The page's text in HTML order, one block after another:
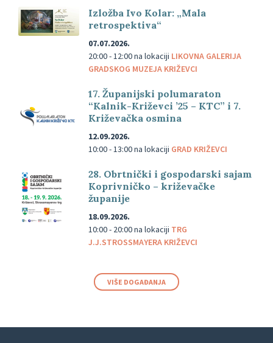
Izložba Ivo Kolar: „Mala
retrospektiva“
07.07.2026.
20:00 - 12:00na lokaciji LIKOVNA GALERIJA
GRADSKOG MUZEJA KRIŽEVCI
17. Županijski polumaraton
“Kalnik-Križevci ’25 – KTC” i 7.
Križevačka osmina
12.09.2026.
10:00 - 13:00na lokaciji GRAD KRIŽEVCI
28. Obrtnički i gospodarski sajam
Koprivničko – križevačke
županije
18.09.2026.
10:00 - 20:00na lokaciji TRG
J.J.STROSSMAYERA KRIŽEVCI
VIŠE DOGAĐANJA